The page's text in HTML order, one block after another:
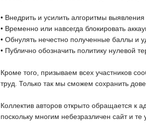
• Внедрить и усилить алгоритмы
• Временно или навсегда блокировать
• Обнулять нечестно полученные баллы и
• Публично обозначить политику нулевой
Кроме того, призываем всех участников
труд. Только так мы сможем сохранить
Коллектив авторов открыто обращается к
поскольку многим небезразличен сайт и